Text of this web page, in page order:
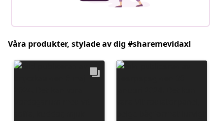
Våra produkter, stylade av dig #sharemevidaxl